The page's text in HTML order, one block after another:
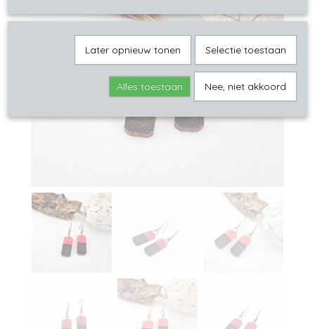
Later opnieuw tonen Selectie toestaan
Alles toestaan Nee, niet akkoord